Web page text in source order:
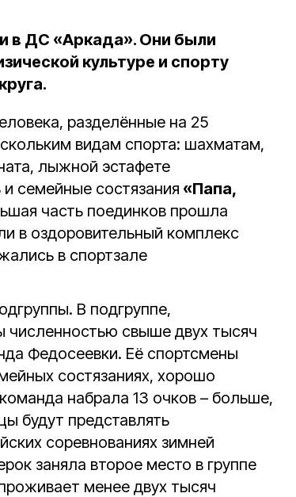
в ДС «Аркада». Они были
культуре и спорту
разделённые на 25
видам спорта: шахматам,
лыжной эстафете
семейные состязания «Папа,
часть поединков прошла
в оздоровительный комплекс
в спортзале
В подгруппе,
численностью свыше двух тысяч
Федосеевки. Её спортсмены
состязаниях, хорошо
набрала 13 очков – больше,
будут представлять
соревнованиях зимней
заняла второе место в группе
менее двух тысяч